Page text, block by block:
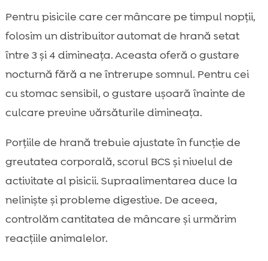
Pentru pisicile care cer mâncare pe timpul nopții,
folosim un distribuitor automat de hrană setat
între 3 și 4 dimineața. Aceasta oferă o gustare
nocturnă fără a ne întrerupe somnul. Pentru cei
cu stomac sensibil, o gustare ușoară înainte de
culcare previne vărsăturile dimineața.
Porțiile de hrană trebuie ajustate în funcție de
greutatea corporală, scorul BCS și nivelul de
activitate al pisicii. Supraalimentarea duce la
neliniște și probleme digestive. De aceea,
controlăm cantitatea de mâncare și urmărim
reacțiile animalelor.